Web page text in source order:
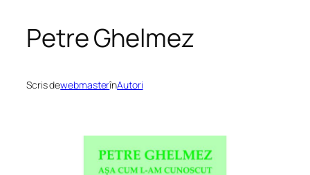
Petre Ghelmez
Scris dewebmasterînAutori